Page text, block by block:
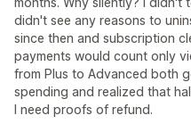
didn't see any reasons to
since then and subscription
payments would count only
from Plus to Advanced both
spending and realized that
I need proofs of refund.